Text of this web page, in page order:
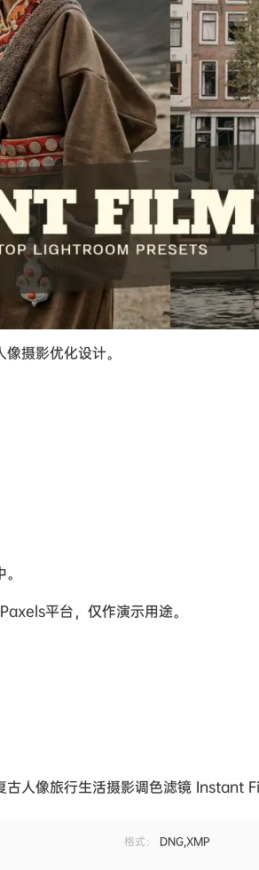
摄影优化设计。
平台，仅作演示用途。
古人像旅行生活摄影调色滤镜
格式：
DNG,XMP